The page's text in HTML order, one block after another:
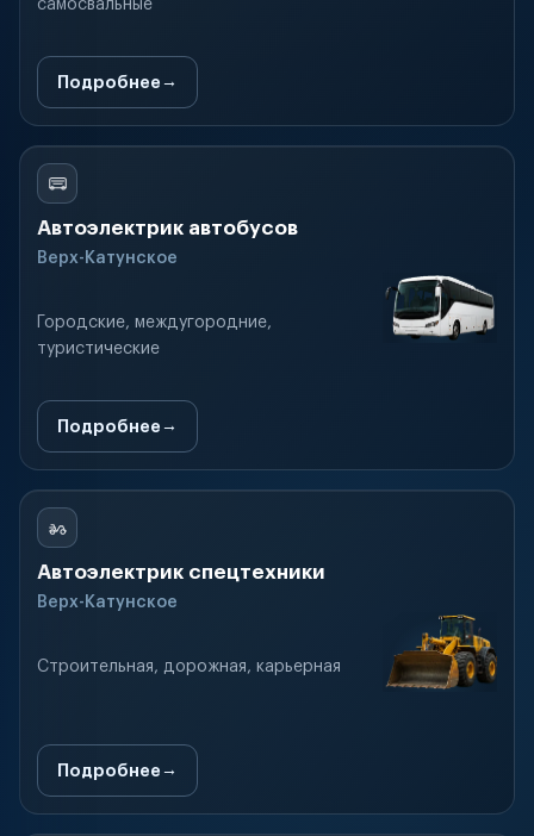
самосвальные
Подробнее
Автоэлектрик автобусов
Верх-Катунское
Городские, междугородние,
туристические
Подробнее
Автоэлектрик спецтехники
Верх-Катунское
Строительная, дорожная, карьерная
Подробнее